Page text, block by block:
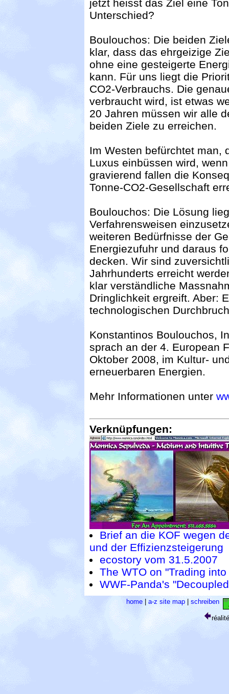
jetzt heisst das Ziel eine
Unterschied?
Boulouchos: Die beiden
klar, dass das ehrgeizige
ohne eine gesteigerte
kann. Für uns liegt die
CO2-Verbrauchs. Die
verbraucht wird, ist etwas
20 Jahren müssen wir alle
beiden Ziele zu erreichen.
Im Westen befürchtet man,
Luxus einbüssen wird,
gravierend fallen die
Tonne-CO2-Gesellschaft
Boulouchos: Die Lösung
Verfahrensweisen
weiteren Bedürfnisse der
Energiezufuhr und daraus
decken. Wir sind
Jahrhunderts erreicht
klar verständliche
Dringlichkeit ergreift. Aber:
technologischen
Konstantinos Boulouchos,
sprach an der 4. European
Oktober 2008, im Kultur-
erneuerbaren Energien.
Mehr Informationen unter
Verknüpfungen:
Brief an die KOF wegen
und der Effizienzsteigerung
ecostory vom 31.5.2007
The WTO on "Trading
WWF-Panda's
home| a-z site map|schreiben